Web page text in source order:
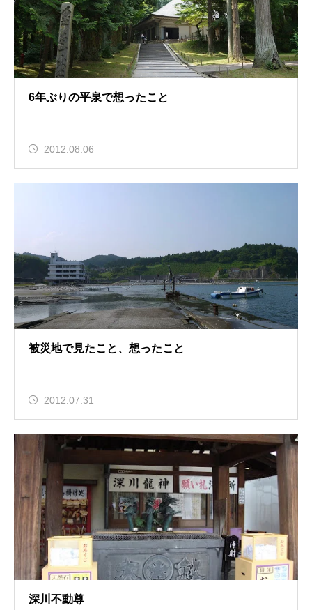
6年ぶりの平泉で想ったこと
2012.08.06
被災地で見たこと、想ったこと
2012.07.31
深川不動尊